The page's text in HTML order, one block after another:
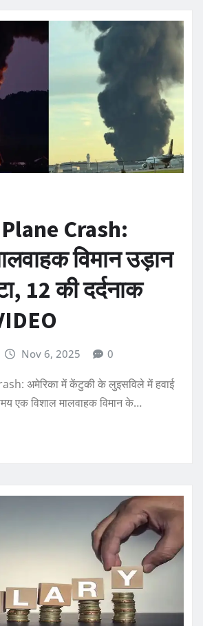
Crash:
विमान उड़ान
12 की दर्दनाक
Nov 6, 2025 0
अमेरिका में केंटुकी के लुइसविले में हवाई
एक विशाल मालवाहक विमान के…